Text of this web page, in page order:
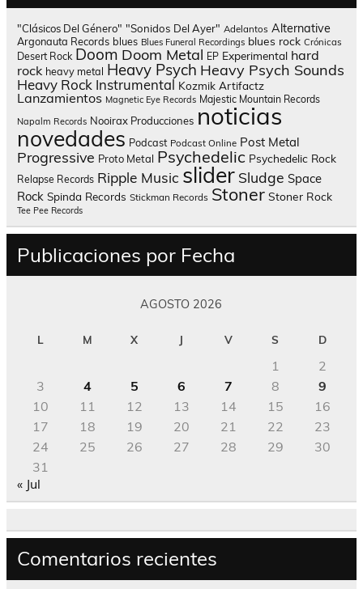
"Clásicos Del Género" "Sonidos Del Ayer" Adelantos Alternative
Argonauta Records blues Blues Funeral Recordings blues rock Crónicas
Desert Rock Doom Doom Metal EP Experimental hard
rock heavy metal Heavy Psych Heavy Psych Sounds
Heavy Rock Instrumental Kozmik Artifactz
Lanzamientos Magnetic Eye Records Majestic Mountain Records
Napalm Records Nooirax Producciones noticias
novedades Podcast Podcast Online Post Metal
Progressive Proto Metal Psychedelic Psychedelic Rock
Relapse Records Ripple Music slider Sludge Space
Rock Spinda Records Stickman Records Stoner Stoner Rock
Tee Pee Records
Publicaciones por Fecha
AGOSTO 2026
L M X J V S D
1
2
3
4 5 6 7 8
9
10
11 12 13 14 15
16
17
18 19 20 21 22
23
24
25 26 27 28 29
30
31
« Jul
Comentarios recientes